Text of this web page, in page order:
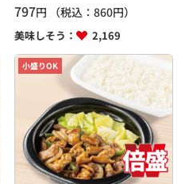
797円 （税込：860円）
美味しそう： 2,169
小盛りOK